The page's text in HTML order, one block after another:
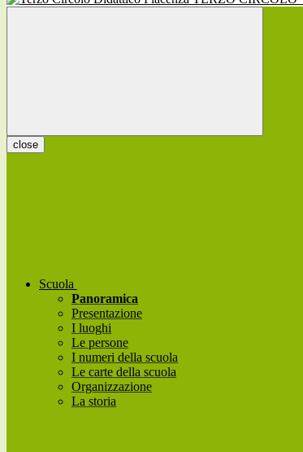
close
Scuola
Panoramica
Presentazione
I luoghi
Le persone
I numeri della scuola
Le carte della scuola
Organizzazione
La storia